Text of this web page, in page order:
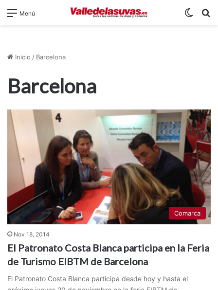
Menú
Inicio / Barcelona
Barcelona
Comarca
Nov 18, 2014
El Patronato Costa Blanca participa en la Feria
de Turismo EIBTM de Barcelona
El Patronato Costa Blanca participa desde hoy y hasta el